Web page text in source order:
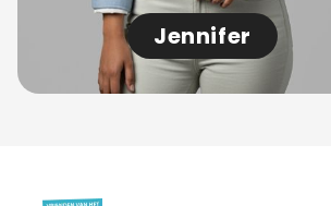
Jennifer